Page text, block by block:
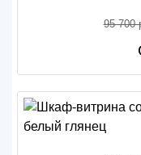
95 700